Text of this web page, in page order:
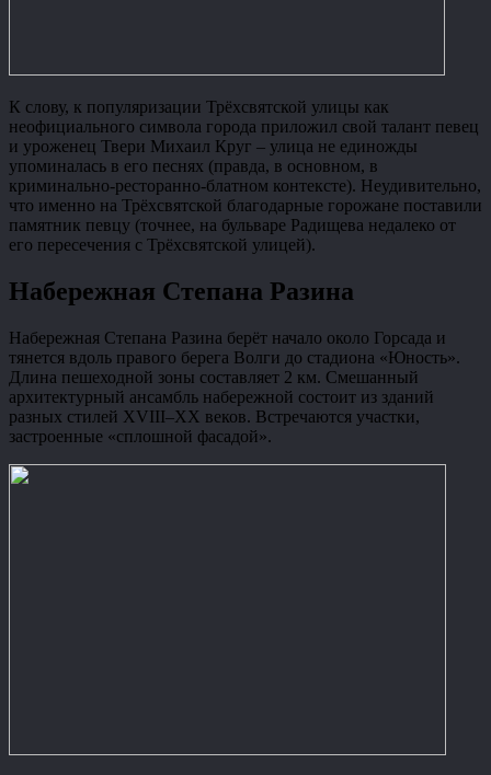
К слову, к популяризации Трёхсвятской улицы как
неофициального символа города приложил свой талант певец
и уроженец Твери Михаил Круг – улица не единожды
упоминалась в его песнях (правда, в основном, в
криминально-ресторанно-блатном контексте). Неудивительно,
что именно на Трёхсвятской благодарные горожане поставили
памятник певцу (точнее, на бульваре Радищева недалеко от
его пересечения с Трёхсвятской улицей).
Набережная Степана Разина
Набережная Степана Разина берёт начало около Горсада и
тянется вдоль правого берега Волги до стадиона «Юность».
Длина пешеходной зоны составляет 2 км. Смешанный
архитектурный ансамбль набережной состоит из зданий
разных стилей XVIII–ХХ веков. Встречаются участки,
застроенные «сплошной фасадой».